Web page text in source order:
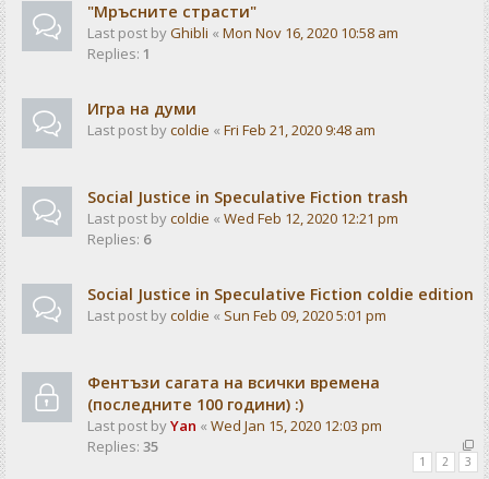
"Мръсните страсти"
Last post byGhibli « Mon Nov 16, 2020 10:58 am
Replies: 1
Игра на думи
Last post bycoldie « Fri Feb 21, 2020 9:48 am
Social Justice in Speculative Fiction trash
Last post bycoldie « Wed Feb 12, 2020 12:21 pm
Replies: 6
Social Justice in Speculative Fiction coldie edition
Last post bycoldie « Sun Feb 09, 2020 5:01 pm
Фентъзи сагата на всички времена
(последните 100 години) :)
Last post byYan « Wed Jan 15, 2020 12:03 pm
Replies: 35
1 2 3